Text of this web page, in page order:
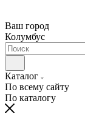
Ваш город
Колумбус
Каталог
По всему сайту
По каталогу